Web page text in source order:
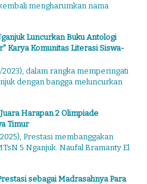
mengharumkan nama
Luncurkan Buku Antologi
Karya Komunitas Literasi Siswa-
2023), dalam rangka memperingati
dengan bangga meluncurkan
Harapan 2 Olimpiade
Timur
Prestasi membanggakan
5 Nganjuk. Naufal Bramanty El
sebagai Madrasahnya Para